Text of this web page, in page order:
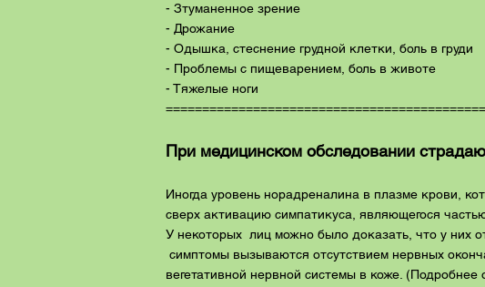
- Зтуманенное зрение
- Дрожание
- Одышка, стеснение грудной клетки, боль в груди
- Проблемы с пищеварением, боль в животе
- Тяжелые ноги
При медицинском обследовании
Иногда уровень норадреналина в плазме крови,
сверх активацию симпатикуса, являющегося
У некоторых лиц можно было доказать, что у них
симптомы вызываются отсутствием нервных
вегетативной нервной системы в коже.